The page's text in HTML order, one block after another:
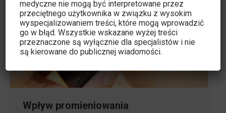
Wpływ promieniowania
medyczne nie mogą być interpretowane przez
przeciętnego użytkownika w związku z wysokim
wyspecjalizowaniem treści, które mogą wprowadzić
go w błąd. Wszystkie wskazane wyżej treści
przeznaczone są wyłącznie dla specjalistów i nie
są kierowane do publicznej wiadomości.